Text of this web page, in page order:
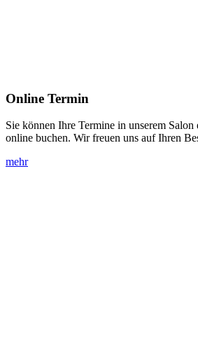
Online Termin
Sie können Ihre Termine in unserem Salon
online buchen. Wir freuen uns auf Ihren
mehr